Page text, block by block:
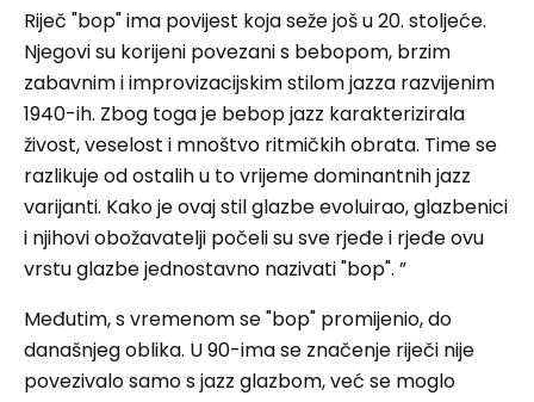
Riječ "bop" ima povijest koja seže još u 20. stoljeće.
Njegovi su korijeni povezani s bebopom, brzim
zabavnim i improvizacijskim stilom jazza razvijenim
1940-ih. Zbog toga je bebop jazz karakterizirala
živost, veselost i mnoštvo ritmičkih obrata. Time se
razlikuje od ostalih u to vrijeme dominantnih jazz
varijanti. Kako je ovaj stil glazbe evoluirao, glazbenici
i njihovi obožavatelji počeli su sve rjeđe i rjeđe ovu
vrstu glazbe jednostavno nazivati ​​"bop". ”
Međutim, s vremenom se "bop" promijenio, do
današnjeg oblika. U 90-ima se značenje riječi nije
povezivalo samo s jazz glazbom, već se moglo